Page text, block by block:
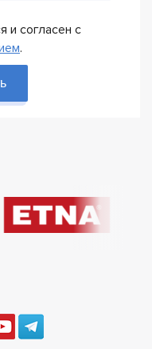
и согласен с
.